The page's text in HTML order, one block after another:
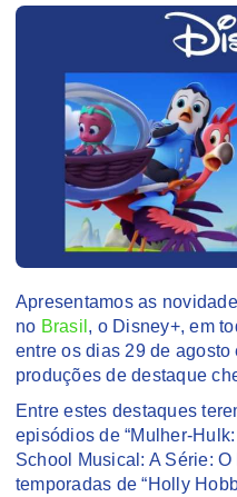
Apresentamos as
no Brasil , o Disney+, em
entre os dias 29 de
produções de destaque
Entre estes destaques
episódios de “Mulher-
School Musical: A Série:
temporadas de “Holly